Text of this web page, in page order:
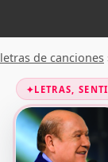
letras de canciones
✦LETRAS,